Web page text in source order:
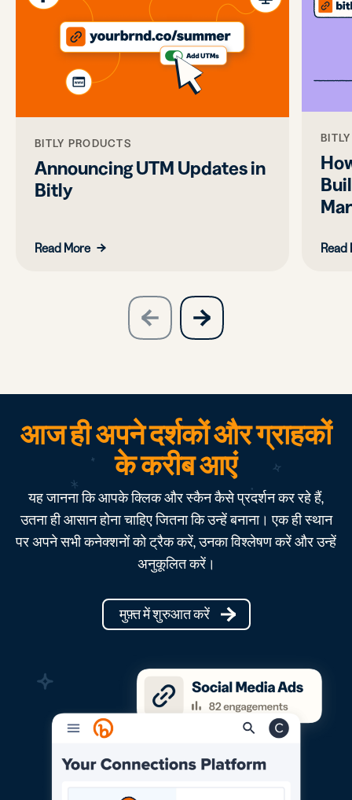
BITLY PRODUCTS
Announcing UTM Updates in
Bitly
Read More Read
previous
slide
next
slide
आज ही अपने दर्शकों और ग्राहकों
के करीब आएं
यह जानना कि आपके क्लिक और स्कैन कैसे प्रदर्शन कर रहे हैं,
उतना ही आसान होना चाहिए जितना कि उन्हें बनाना। एक ही स्थान
पर अपने सभी कनेक्शनों को ट्रैक करें, उनका विश्लेषण करें और उन्हें
अनुकूलित करें।
मुफ़्त में शुरुआत करें